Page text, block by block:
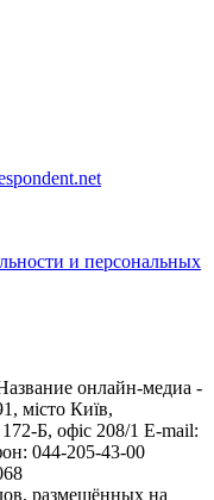
и персональных
онлайн-медиа -
місто Київ,
Б, офіс 208/1 E-mail:
044-205-43-00
размещённых на